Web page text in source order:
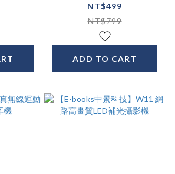
機 視訊鏡頭
三腳架旅行自拍組
NT$499
NT$799
ADD TO CART